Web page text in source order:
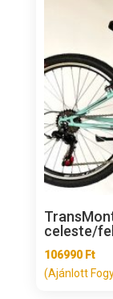
celeste/
106990 Ft
(Ajánlott